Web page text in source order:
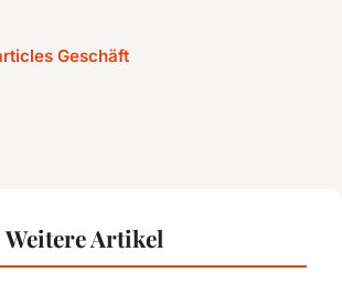
Geschäft
Artikel